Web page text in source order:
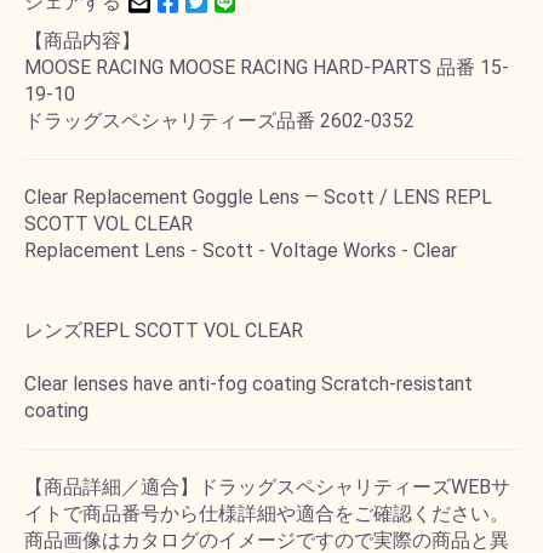
【商品内容】
MOOSE RACING MOOSE RACING HARD-PARTS 品番 15-
19-10
ドラッグスペシャリティーズ品番 2602-0352
Clear Replacement Goggle Lens ― Scott / LENS REPL
SCOTT VOL CLEAR
Replacement Lens - Scott - Voltage Works - Clear
レンズREPL SCOTT VOL CLEAR
Clear lenses have anti-fog coating Scratch-resistant
coating
【商品詳細／適合】ドラッグスペシャリティーズWEBサ
イトで商品番号から仕様詳細や適合をご確認ください。
商品画像はカタログのイメージですので実際の商品と異